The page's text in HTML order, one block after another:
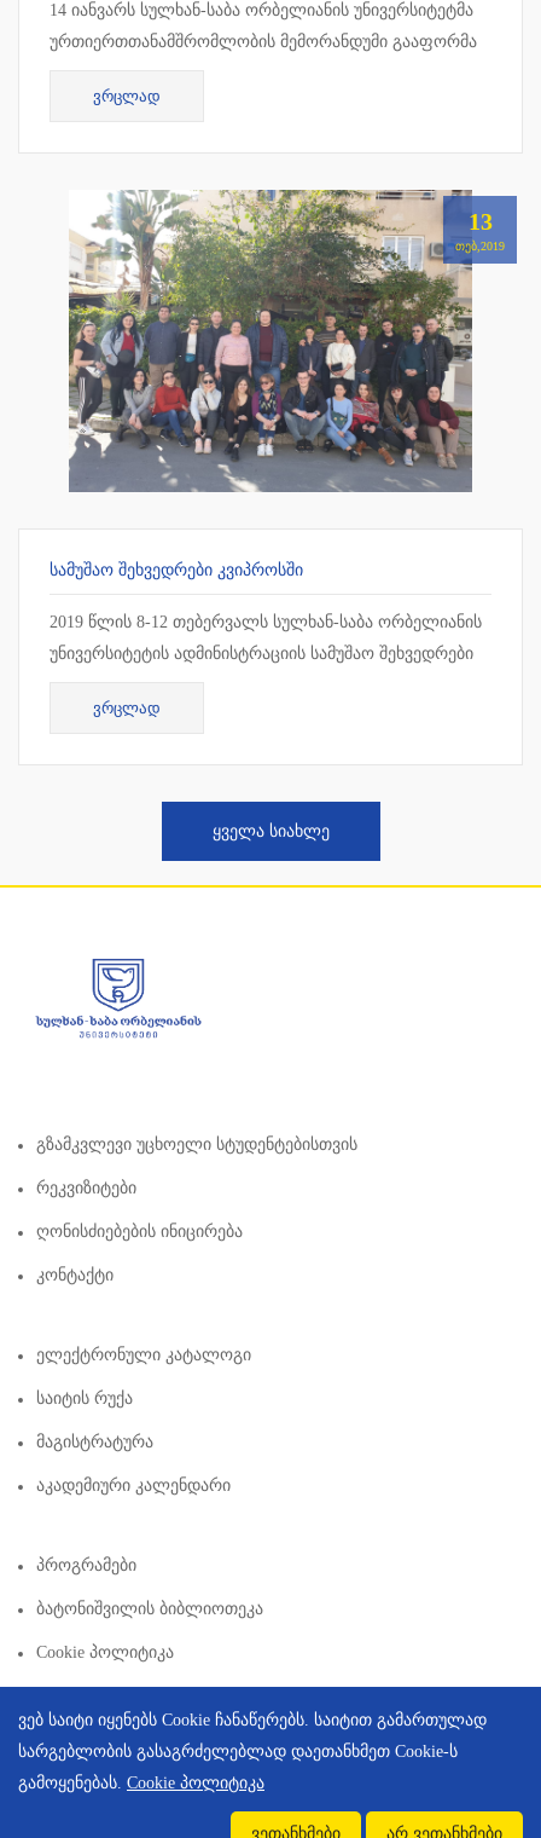
14 იანვარს სულხან-საბა ორბელიანის უნივერსიტეტმა
ურთიერთთანამშრომლობის მემორანდუმი გააფორმა
ადვოკატთა საკვალიფიკაციო გამოცდების
მოსამზადებელ ცენტრთან. თანამშრ...
ᲕᲠᲪᲚᲐᲓ
13
ᲗᲔᲑ,2019
ᲡᲐᲛᲣᲨᲐᲝ ᲨᲔᲮᲕᲔᲓᲠᲔᲑᲘ ᲙᲕᲘᲞᲠᲝᲡᲨᲘ
2019 წლის 8-12 თებერვალს სულხან-საბა ორბელიანის
უნივერსიტეტის ადმინისტრაციის სამუშაო შეხვედრები
ჩატარდა კვიპროსში, ლარნაკაში. სამუშაო შეხვედრის
ფარგლებ...
ᲕᲠᲪᲚᲐᲓ
ᲧᲕᲔᲚᲐ ᲡᲘᲐᲮᲚᲔ
Გზამკვლევი Უცხოელი Სტუდენტებისთვის
Რეკვიზიტები
Ღონისძიებების Ინიცირება
Კონტაქტი
Ელექტრონული Კატალოგი
Საიტის Რუქა
Მაგისტრატურა
Აკადემიური Კალენდარი
Პროგრამები
Ბატონიშვილის Ბიბლიოთეკა
Cookie Პოლიტიკა
Copyright © 2026 | Created By
ვებ საიტი იყენებს Cookie ჩანაწერებს. საიტით გამართულად
სარგებლობის გასაგრძელებლად დაეთანხმეთ Cookie-ს
გამოყენებას. Cookie პოლიტიკა
ვეთანხმები არ ვეთანხმები